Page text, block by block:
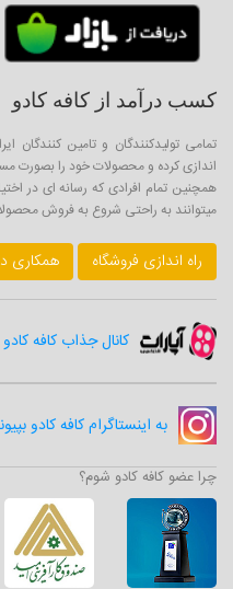
کسب درآمد از کافه کادو
تمامی تولیدکنندگان و تامین کنندگان
اندازی کرده و محصولات خود را بصورت
همچنین تمام افرادی که رسانه ای در
میتوانند به راحتی شروع به فروش
راه اندازی فروشگاه همکاری
به اینستاگرام کافه کادو
کانال جذاب کافه کادو
چرا عضو کافه کادو شوم؟